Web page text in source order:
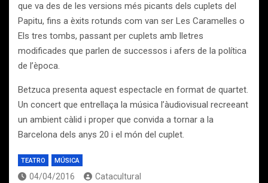
que va des de les versions més picants dels cuplets del
Papitu, fins a èxits rotunds com van ser Les Caramelles o
Els tres tombs, passant per cuplets amb lletres
modificades que parlen de successos i afers de la política
de l’època.
Betzuca presenta aquest espectacle en format de quartet.
Un concert que entrellaça la música l’àudiovisual recreeant
un ambient càlid i proper que convida a tornar a la
Barcelona dels anys 20 i el món del cuplet.
TEATRO MÚSICA
04/04/2016 Catacultural